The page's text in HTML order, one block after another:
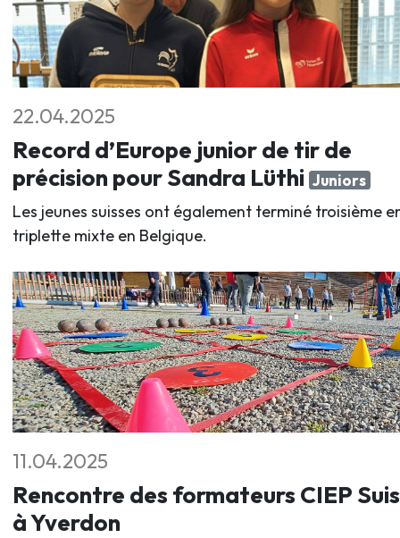
22.04.2025
Record d’Europe junior de tir de
précision pour Sandra Lüthi Juniors
Les jeunes suisses ont également terminé troisième
triplette mixte en Belgique.
11.04.2025
Rencontre des formateurs CIEP
à Yverdon